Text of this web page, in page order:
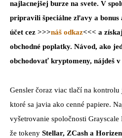
najlacnejšej burze na svete. V
pripravili špeciálne zľavy a bonus
účet cez >>>náš odkaz<<< a
obchodné poplatky. Návod, ako
obchodovať kryptomeny, nájdeš v
Gensler čoraz viac tlačí na
ktoré sa javia ako cenné papiere.
vyšetrovanie spoločnosti
že tokeny Stellar, ZCash a Horizen